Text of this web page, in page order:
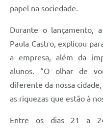
papel na sociedade.
Durante o lançamento,
Paula Castro, explicou
a empresa, além da
alunos. “O olhar de
diferente da nossa
as riquezas que estão à
Entre os dias 21 a